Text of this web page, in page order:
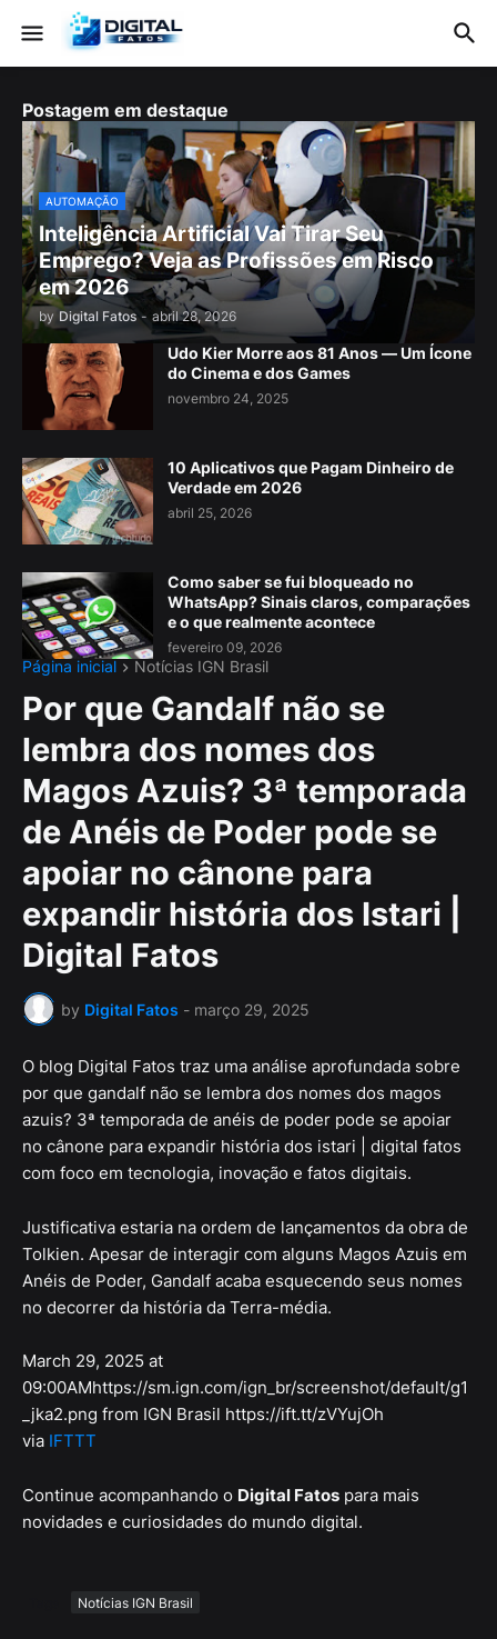
Postagem em destaque
AUTOMAÇÃO
Inteligência Artificial Vai Tirar Seu
Emprego? Veja as Profissões em Risco
em 2026
by Digital Fatos - abril 28, 2026
Udo Kier Morre aos 81 Anos — Um Ícone
do Cinema e dos Games
novembro 24, 2025
10 Aplicativos que Pagam Dinheiro de
Verdade em 2026
abril 25, 2026
Como saber se fui bloqueado no
WhatsApp? Sinais claros, comparações
e o que realmente acontece
fevereiro 09, 2026
Página inicial Notícias IGN Brasil
Por que Gandalf não se
lembra dos nomes dos
Magos Azuis? 3ª temporada
de Anéis de Poder pode se
apoiar no cânone para
expandir história dos Istari |
Digital Fatos
by Digital Fatos - março 29, 2025
O blog Digital Fatos traz uma análise aprofundada sobre
por que gandalf não se lembra dos nomes dos magos
azuis? 3ª temporada de anéis de poder pode se apoiar
no cânone para expandir história dos istari | digital fatos
com foco em tecnologia, inovação e fatos digitais.
Justificativa estaria na ordem de lançamentos da obra de
Tolkien. Apesar de interagir com alguns Magos Azuis em
Anéis de Poder, Gandalf acaba esquecendo seus nomes
no decorrer da história da Terra-média.
March 29, 2025 at
09:00AMhttps://sm.ign.com/ign_br/screenshot/default/g1
_jka2.png from IGN Brasil https://ift.tt/zVYujOh
via IFTTT
Continue acompanhando o Digital Fatos para mais
novidades e curiosidades do mundo digital.
Notícias IGN Brasil